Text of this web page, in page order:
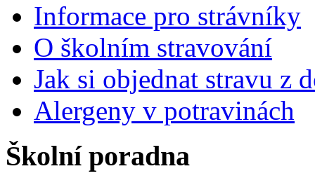
Informace pro strávníky
O školním stravování
Jak si objednat stravu z
Alergeny v potravinách
Školní poradna